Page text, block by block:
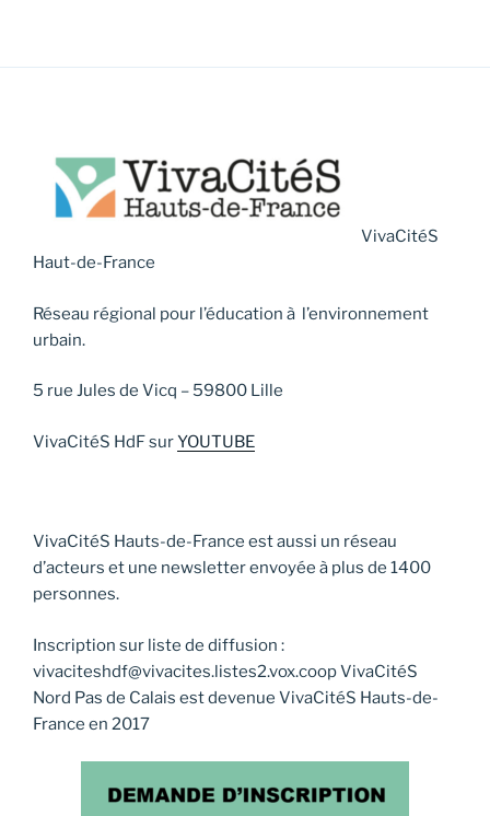
VivaCitéS
Haut-de-France
Réseau régional pour l’éducation à l’environnement
urbain.
5 rue Jules de Vicq – 59800 Lille
VivaCitéS HdF surYOUTUBE
VivaCitéS Hauts-de-France est aussi un réseau
d’acteurs et une newsletter envoyée à plus de 1400
personnes.
Inscription sur liste de diffusion :
vivaciteshdf@vivacites.listes2.vox.coop VivaCitéS
Nord Pas de Calais est devenue VivaCitéS Hauts-de-
France en 2017